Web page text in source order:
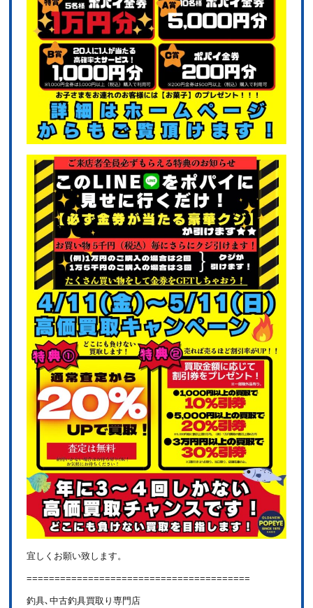
宜しくお願い致します。
========================================
釣具､中古釣具買取り専門店